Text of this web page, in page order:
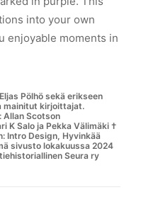
into your own
enjoyable moments in
Pölhö sekä erikseen
mainitut kirjoittajat.
Allan Scotson
K Salo ja Pekka Välimäki †
Intro Design, Hyvinkää
sivusto lokakuussa 2024
Seura ry